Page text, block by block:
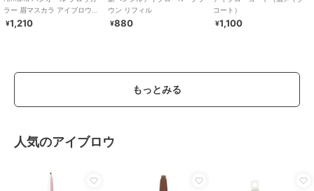
ラー 眉マスカラ アイブロウマ
スカラ 高発色 垢抜け(韓国コス
¥1,210
ウン リフィル
¥880
コート）
¥1,100
もっとみる
人気のアイブロウ